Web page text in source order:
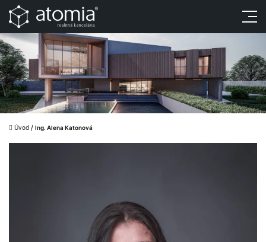
Úvod / Ing. Alena Katonová